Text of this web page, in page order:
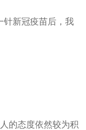
针新冠疫苗后，我
的态度依然较为积